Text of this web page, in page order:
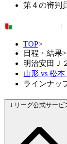
第４の審判
TOP>
日程・結果>
明治安田Ｊ
山形 vs 松本
ラインナッ
Ｊリーグ公式サービ